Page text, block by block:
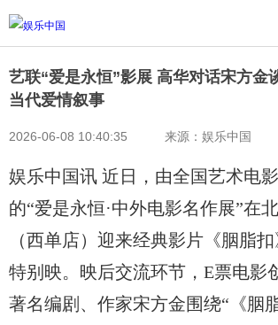
艺联“爱是永恒”影展 高华对话宋方金
当代爱情叙事
2026-06-08 10:40:35 来源：娱乐中国
娱乐中国讯 近日，由全国艺术电
的“爱是永恒·中外电影名作展”在
（西单店）迎来经典影片《胭脂
特别映。映后交流环节，E票电影
著名编剧、作家宋方金围绕“《胭